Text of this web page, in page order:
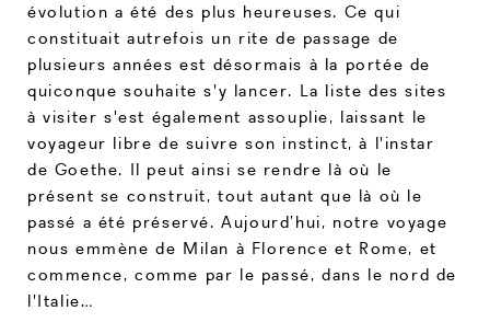
évolution a été des plus heureuses. Ce qui
constituait autrefois un rite de passage de
plusieurs années est désormais à la portée de
quiconque souhaite s'y lancer. La liste des sites
à visiter s'est également assouplie, laissant le
voyageur libre de suivre son instinct, à l'instar
de Goethe. Il peut ainsi se rendre là où le
présent se construit, tout autant que là où le
passé a été préservé. Aujourd’hui, notre voyage
nous emmène de Milan à Florence et Rome, et
commence, comme par le passé, dans le nord de
l'Italie…